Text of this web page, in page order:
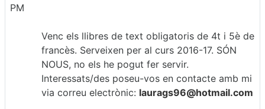
PM
Venc els llibres de text obligatoris de 4t i 5è de
francès. Serveixen per al curs 2016-17. SÓN
NOUS, no els he pogut fer servir.
Interessats/des poseu-vos en contacte amb mi
via correu electrònic: laurags96@hotmail.com